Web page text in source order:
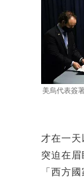
美烏代表簽
才在一天
突迫在眉
「西方